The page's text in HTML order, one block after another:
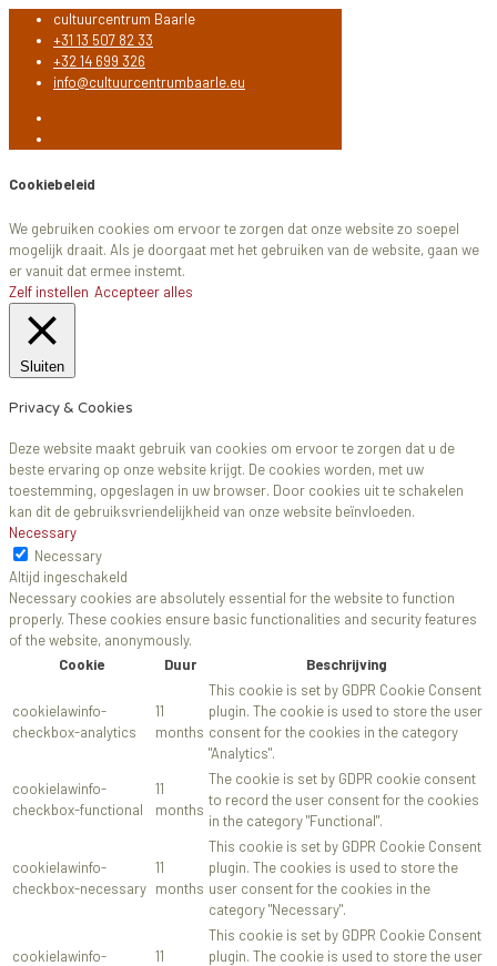
cultuurcentrum Baarle
+31 13 507 82 33
+32 14 699 326
info@cultuurcentrumbaarle.eu
Cookiebeleid
We gebruiken cookies om ervoor te zorgen dat onze website zo soepel
mogelijk draait. Als je doorgaat met het gebruiken van de website, gaan we
er vanuit dat ermee instemt.
Zelf instellen Accepteer alles
Sluiten
Privacy & Cookies
Deze website maakt gebruik van cookies om ervoor te zorgen dat u de
beste ervaring op onze website krijgt. De cookies worden, met uw
toestemming, opgeslagen in uw browser. Door cookies uit te schakelen
kan dit de gebruiksvriendelijkheid van onze website beïnvloeden.
Necessary
Necessary
Altijd ingeschakeld
Necessary cookies are absolutely essential for the website to function
properly. These cookies ensure basic functionalities and security features
of the website, anonymously.
Cookie
Duur Beschrijving
cookielawinfo-
checkbox-analytics
11
months
This cookie is set by GDPR Cookie Consent
plugin. The cookie is used to store the user
consent for the cookies in the category
"Analytics".
cookielawinfo-
checkbox-functional
11
months
The cookie is set by GDPR cookie consent
to record the user consent for the cookies
in the category "Functional".
cookielawinfo-
checkbox-necessary
11
months
This cookie is set by GDPR Cookie Consent
plugin. The cookies is used to store the
user consent for the cookies in the
category "Necessary".
cookielawinfo-
11
This cookie is set by GDPR Cookie Consent
plugin. The cookie is used to store the user